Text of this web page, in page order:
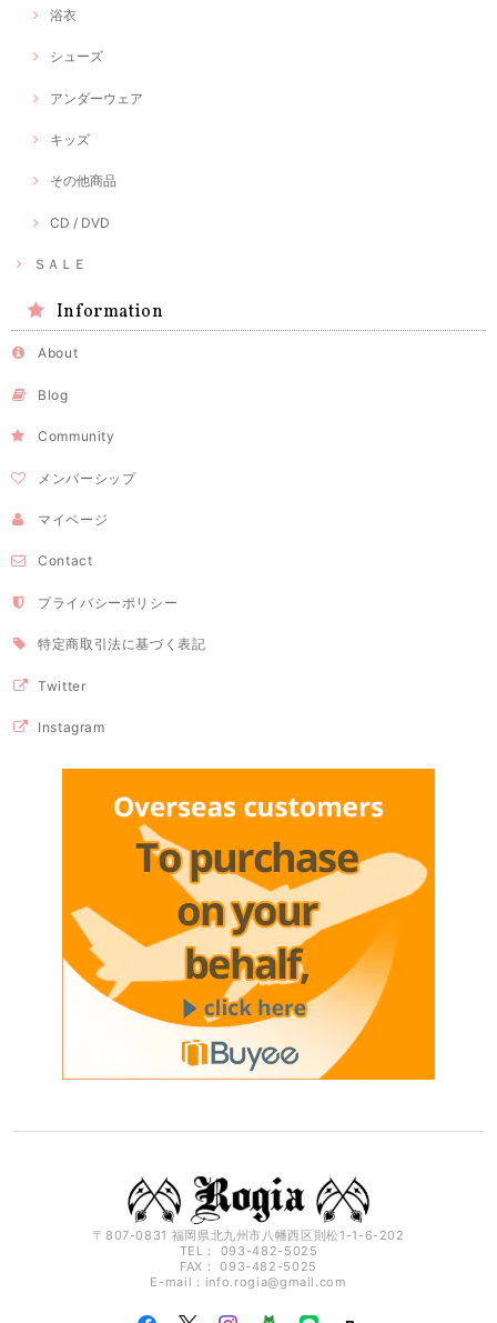
浴衣
シューズ
アンダーウェア
キッズ
その他商品
CD / DVD
ＳＡＬＥ
Information
About
Blog
Community
メンバーシップ
マイページ
Contact
プライバシーポリシー
特定商取引法に基づく表記
Twitter
Instagram
〒807-0831 福岡県北九州市八幡西区則松1-1-6-202
TEL： 093-482-5025
FAX： 093-482-5025
E-mail： info.rogia@gmail.com